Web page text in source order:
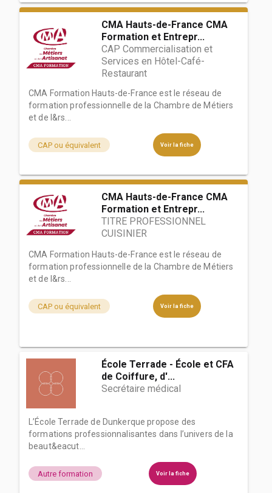
CMA Hauts-de-France CMA
Formation et Entrepr...
CAP Commercialisation et
Services en Hôtel-Café-
Restaurant
CMA Formation Hauts-de-France est le réseau de
formation professionnelle de la Chambre de Métiers
et de l&rs...
CAP ou équivalent Voir la fiche
CMA Hauts-de-France CMA
Formation et Entrepr...
TITRE PROFESSIONNEL
CUISINIER
CMA Formation Hauts-de-France est le réseau de
formation professionnelle de la Chambre de Métiers
et de l&rs...
CAP ou équivalent Voir la fiche
École Terrade - École et CFA
de Coiffure, d'...
Secrétaire médical
L’École Terrade de Dunkerque propose des
formations professionnalisantes dans l’univers de la
beaut&eacut...
Autre formation Voir la fiche